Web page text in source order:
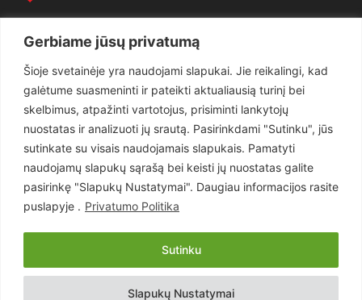
Gerbiame jūsų privatumą
Šioje svetainėje yra naudojami slapukai. Jie reikalingi, kad
galėtume suasmeninti ir pateikti aktualiausią turinį bei
skelbimus, atpažinti vartotojus, prisiminti lankytojų
nuostatas ir analizuoti jų srautą. Pasirinkdami "Sutinku", jūs
sutinkate su visais naudojamais slapukais. Pamatyti
naudojamų slapukų sąrašą bei keisti jų nuostatas galite
pasirinkę "Slapukų Nustatymai". Daugiau informacijos rasite
puslapyje . Privatumo Politika
Slapukų Nustatymai
Sutinku
Teisėsauga
1497
Aktualu
Lietuva
619
Pasaulis
Статьи на русском
Articles in english
Copyright © 2026 UAB „Goruva“. Visos teisės saugomos.